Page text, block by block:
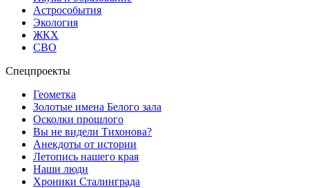
Астрособытия
Экология
ЖКХ
СВО
Спецпроекты
Геометка
Золотые имена Белого зала
Осколки прошлого
Вы не видели Тихонова?
Анекдоты от истории
Летопись нашего края
Наши люди
Хроники Сталинграда